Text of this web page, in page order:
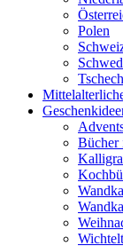
Polen
Bücher